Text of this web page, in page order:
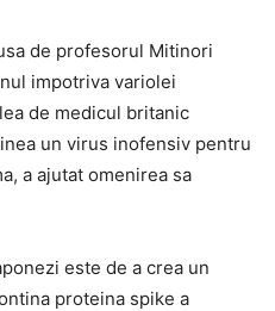
de profesorul Mitinori
impotriva variolei
de medicul britanic
un virus inofensiv pentru
a ajutat omenirea sa
este de a crea un
proteina spike a